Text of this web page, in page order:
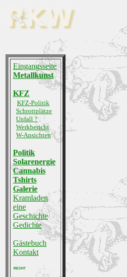
Eingangsseite
Metallkunst
KFZ
KFZ-Politik
Schrottplätze
Unfall ?
Werkbericht
W-Ansichten
Politik
Solarenergie
Cannabis
Tshirts
Galerie
Kramladen
eine
Geschichte
Gedichte
Gästebuch
Kontakt
RECHT